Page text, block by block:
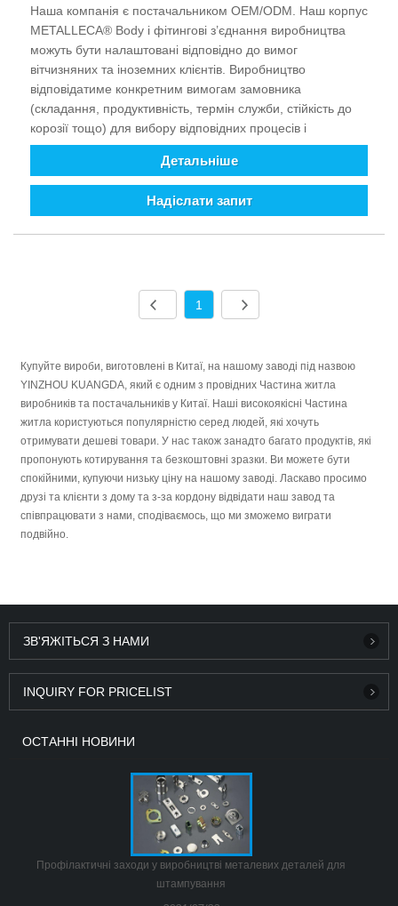
Наша компанія є постачальником OEM/ODM. Наш корпус
METALLECA® Body і фітингові з’єднання виробництва
можуть бути налаштовані відповідно до вимог
вітчизняних та іноземних клієнтів. Виробництво
відповідатиме конкретним вимогам замовника
(складання, продуктивність, термін служби, стійкість до
корозії тощо) для вибору відповідних процесів і
матеріалів (в основному використовується ливарний
алюмінієвий сплав). В іншому випадку виробництво та
обробка базуються на специфікації замовника. Ми
спеціалізуємося на виробництві незапатентованих
щоб стати довгостроковим партнерством.
Детальніше
Надіслати запит
1
Купуйте вироби, виготовлені в Китаї, на нашому заводі під назвою
YINZHOU KUANGDA, який є одним з провідних Частина житла
виробників та постачальників у Китаї. Наші високоякісні Частина
житла користуються популярністю серед людей, які хочуть
отримувати дешеві товари. У нас також занадто багато продуктів, які
пропонують котирування та безкоштовні зразки. Ви можете бути
спокійними, купуючи низьку ціну на нашому заводі. Ласкаво просимо
друзі та клієнти з дому та з-за кордону відвідати наш завод та
співпрацювати з нами, сподіваємось, що ми зможемо виграти
подвійно.
ЗВ'ЯЖІТЬСЯ З НАМИ
INQUIRY FOR PRICELIST
ОСТАННІ НОВИНИ
Профілактичні заходи у виробництві металевих деталей для
штампування